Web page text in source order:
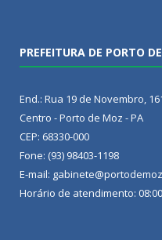
PREFEITURA DE PORTO
End.: Rua 19 de Novembro,
Centro - Porto de Moz - PA
CEP: 68330-000
Fone: (93) 98403-1198
E-mail:
Horário de atendimento: